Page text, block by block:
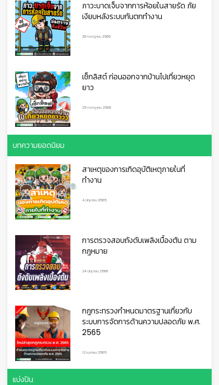
ภาวะบาดเจ็บจากการห้อยในสายรัด ภัย
เงียบหลังระบบกันตกทำงาน
29 กรกฎาคม 2569
เช็กลิสต์ ก่อนออกจากบ้านไปเที่ยวหยุด
ยาว
25 กรกฎาคม 2569
บทความยอดนิยม
สาเหตุของการเกิดอุบัติเหตุภายในที่
ทำงาน
4 มิถุนายน 2565
การตรวจสอบถังดับเพลิงเบื้องต้น ตาม
กฎหมาย
24 มิถุนายน 2566
กฎกระทรวงกำหนดมาตรฐานเกี่ยวกับ
ระบบการจัดการด้านความปลอดภัย พ.ศ.
2565
12 เมษายน 2565
แบ่งปัน